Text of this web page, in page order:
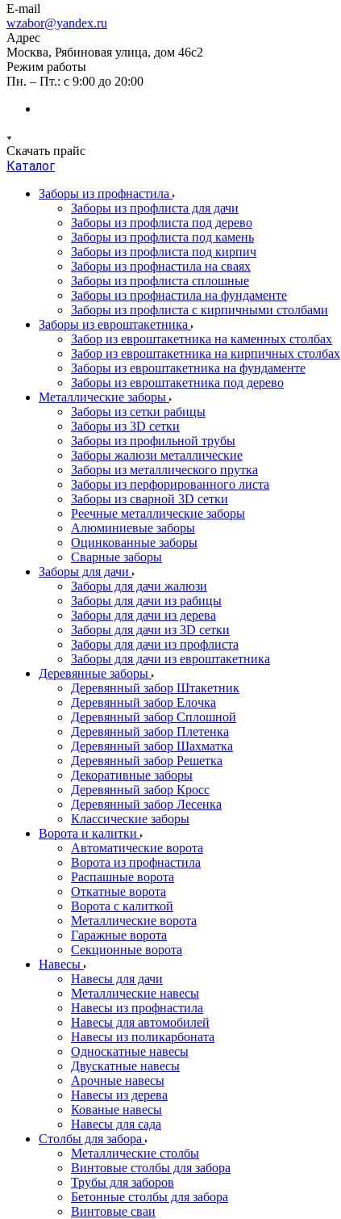
E-mail
wzabor@yandex.ru
Адрес
Москва, Рябиновая улица, дом 46с2
Режим работы
Пн. – Пт.: с 9:00 до 20:00
Скачать прайс
Каталог
Заборы из профнастила
Заборы из профлиста для дачи
Заборы из профлиста под дерево
Заборы из профлиста под камень
Заборы из профлиста под кирпич
Заборы из профнастила на сваях
Заборы из профлиста сплошные
Заборы из профнастила на фундаменте
Заборы из профлиста с кирпичными столбами
Заборы из евроштакетника
Забор из евроштакетника на каменных столбах
Забор из евроштакетника на кирпичных столбах
Заборы из евроштакетника на фундаменте
Заборы из евроштакетника под дерево
Металлические заборы
Заборы из сетки рабицы
Заборы из 3D сетки
Заборы из профильной трубы
Заборы жалюзи металлические
Заборы из металлического прутка
Заборы из перфорированного листа
Заборы из сварной 3D сетки
Реечные металлические заборы
Алюминиевые заборы
Оцинкованные заборы
Сварные заборы
Заборы для дачи
Заборы для дачи жалюзи
Заборы для дачи из рабицы
Заборы для дачи из дерева
Заборы для дачи из 3D сетки
Заборы для дачи из профлиста
Заборы для дачи из евроштакетника
Деревянные заборы
Деревянный забор Штакетник
Деревянный забор Елочка
Деревянный забор Сплошной
Деревянный забор Плетенка
Деревянный забор Шахматка
Деревянный забор Решетка
Декоративные заборы
Деревянный забор Кросс
Деревянный забор Лесенка
Классические заборы
Ворота и калитки
Автоматические ворота
Ворота из профнастила
Распашные ворота
Откатные ворота
Ворота с калиткой
Металлические ворота
Гаражные ворота
Секционные ворота
Навесы
Навесы для дачи
Металлические навесы
Навесы из профнастила
Навесы для автомобилей
Навесы из поликарбоната
Односкатные навесы
Двускатные навесы
Арочные навесы
Навесы из дерева
Кованые навесы
Навесы для сада
Столбы для забора
Металлические столбы
Винтовые столбы для забора
Трубы для заборов
Бетонные столбы для забора
Винтовые сваи